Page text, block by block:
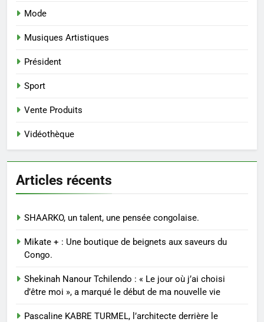
Mode
Musiques Artistiques
Président
Sport
Vente Produits
Vidéothèque
Articles récents
SHAARKO, un talent, une pensée congolaise.
Mikate + : Une boutique de beignets aux saveurs du
Congo.
Shekinah Nanour Tchilendo : « Le jour où j’ai choisi
d’être moi », a marqué le début de ma nouvelle vie
Pascaline KABRE TURMEL, l’architecte derrière le